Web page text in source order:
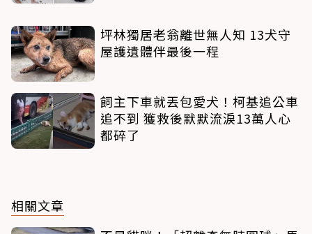
坪林獨居老翁離世無人知 13犬守
屋護遺體伴最後一程
飼主下車就丟包愛犬！柯基追公車
追不到 獲救後默默流淚13萬人心
都碎了
相關文章